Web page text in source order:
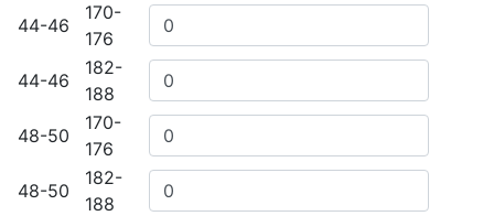
44-46
170-
176
44-46
182-
188
48-50
170-
176
48-50
182-
188